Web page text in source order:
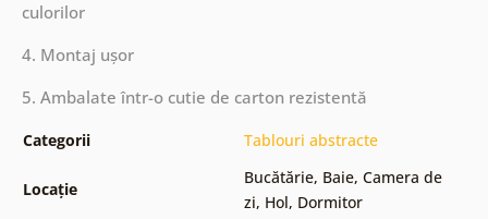
culorilor
4. Montaj ușor
5. Ambalate într-o cutie de carton rezistentă
Categorii Tablouri abstracte
Locație
Bucătărie, Baie, Camera de
zi, Hol, Dormitor